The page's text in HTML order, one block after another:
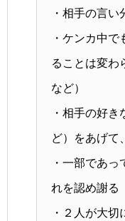
・相手の言
・ケンカ中
ることは変わ
など）
・相手の好
ど）をあげて
・一部であ
れを認め謝る
・２人が大